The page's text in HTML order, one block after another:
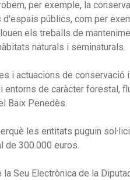
per exemple, la
públics, com per
els treballs de
naturals i seminaturals.
i actuacions de
de caràcter forestal,
Baix Penedès.
les entitats puguin
de 300.000 euros.
la Seu Electrònica de la